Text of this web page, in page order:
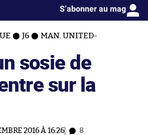
S’abonner au mag
J6
MAN. UNITED-
sosie de
sur la
2016 À 16:26 8